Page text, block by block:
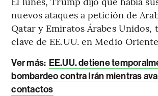
nuevos ataques a petición de
Qatar y Emiratos Árabes Unidos,
clave de EE.UU. en Medio
Ver más: EE.UU. detiene
bombardeo contra Irán mientras
contactos